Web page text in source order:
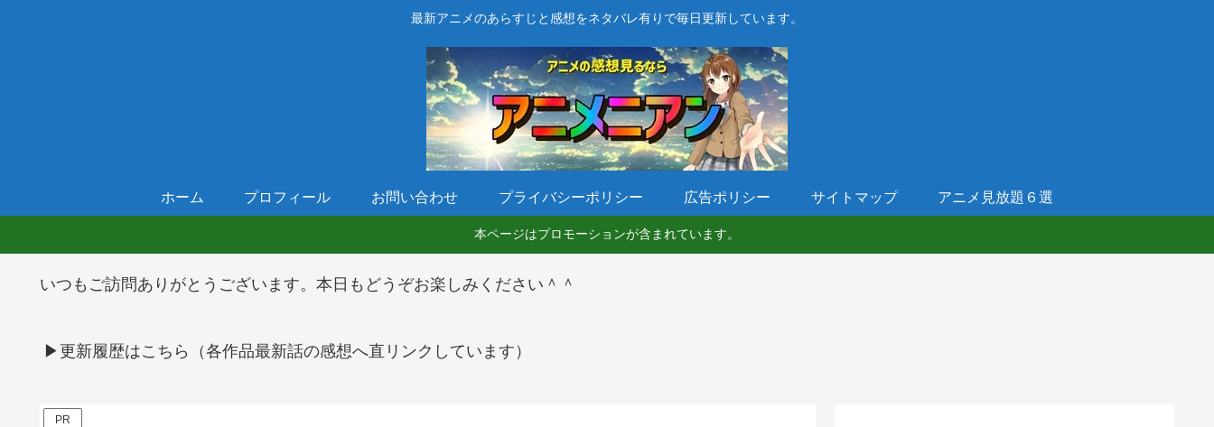
最新アニメのあらすじと感想をネタバレ有りで毎日更新しています。
ホーム プロフィール お問い合わせ プライバシーポリシー 広告ポリシー サイトマップ アニメ見放題６選
本ページはプロモーションが含まれています。
いつもご訪問ありがとうございます。本日もどうぞお楽しみください＾＾
▶更新履歴はこちら（各作品最新話の感想へ直リンクしています）
PR